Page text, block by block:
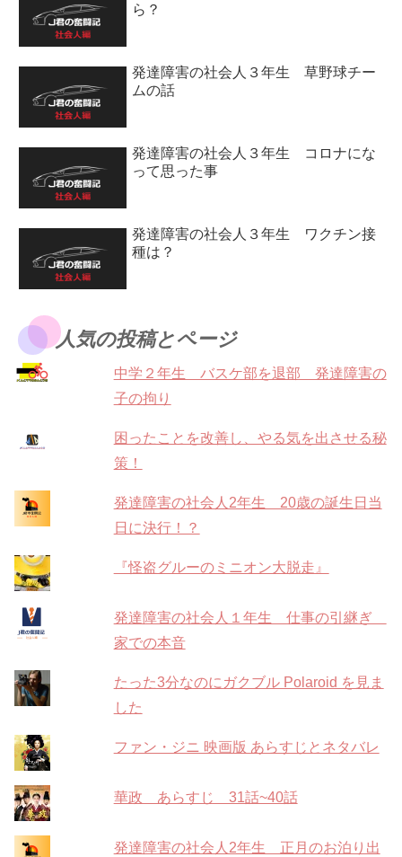
ら？
発達障害の社会人３年生 草野球チー
ムの話
発達障害の社会人３年生 コロナにな
って思った事
発達障害の社会人３年生 ワクチン接
種は？
人気の投稿とページ
中学２年生 バスケ部を退部 発達障害の
子の拘り
困ったことを改善し、やる気を出させる秘
策！
発達障害の社会人2年生 20歳の誕生日当
日に決行！？
『怪盗グルーのミニオン大脱走』
発達障害の社会人１年生 仕事の引継ぎ
家での本音
たった3分なのにガクブル Polaroid を見ま
した
ファン・ジニ 映画版 あらすじとネタバレ
華政 あらすじ 31話~40話
発達障害の社会人2年生 正月のお泊り出